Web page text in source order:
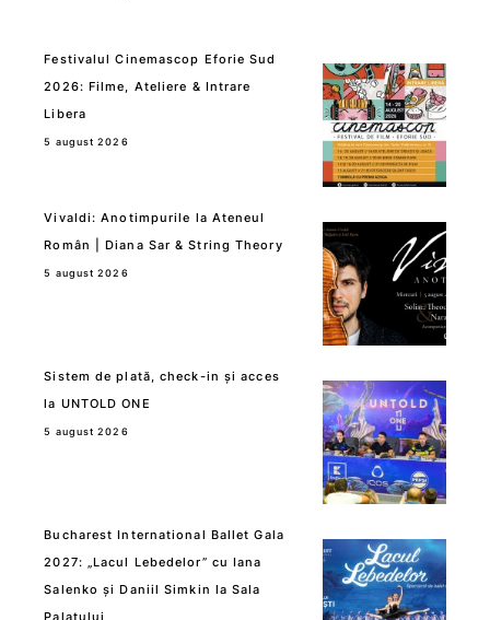
Festivalul Cinemascop Eforie Sud
2026: Filme, Ateliere & Intrare
Libera
5 august 2026
Vivaldi: Anotimpurile la Ateneul
Român | Diana Sar & String Theory
5 august 2026
Sistem de plată, check-in și acces
la UNTOLD ONE
5 august 2026
Bucharest International Ballet Gala
2027: „Lacul Lebedelor” cu Iana
Salenko și Daniil Simkin la Sala
Palatului